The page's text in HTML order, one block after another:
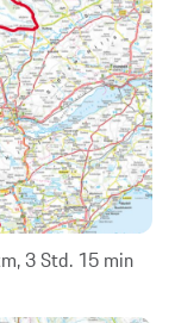
3 Std. 15 min